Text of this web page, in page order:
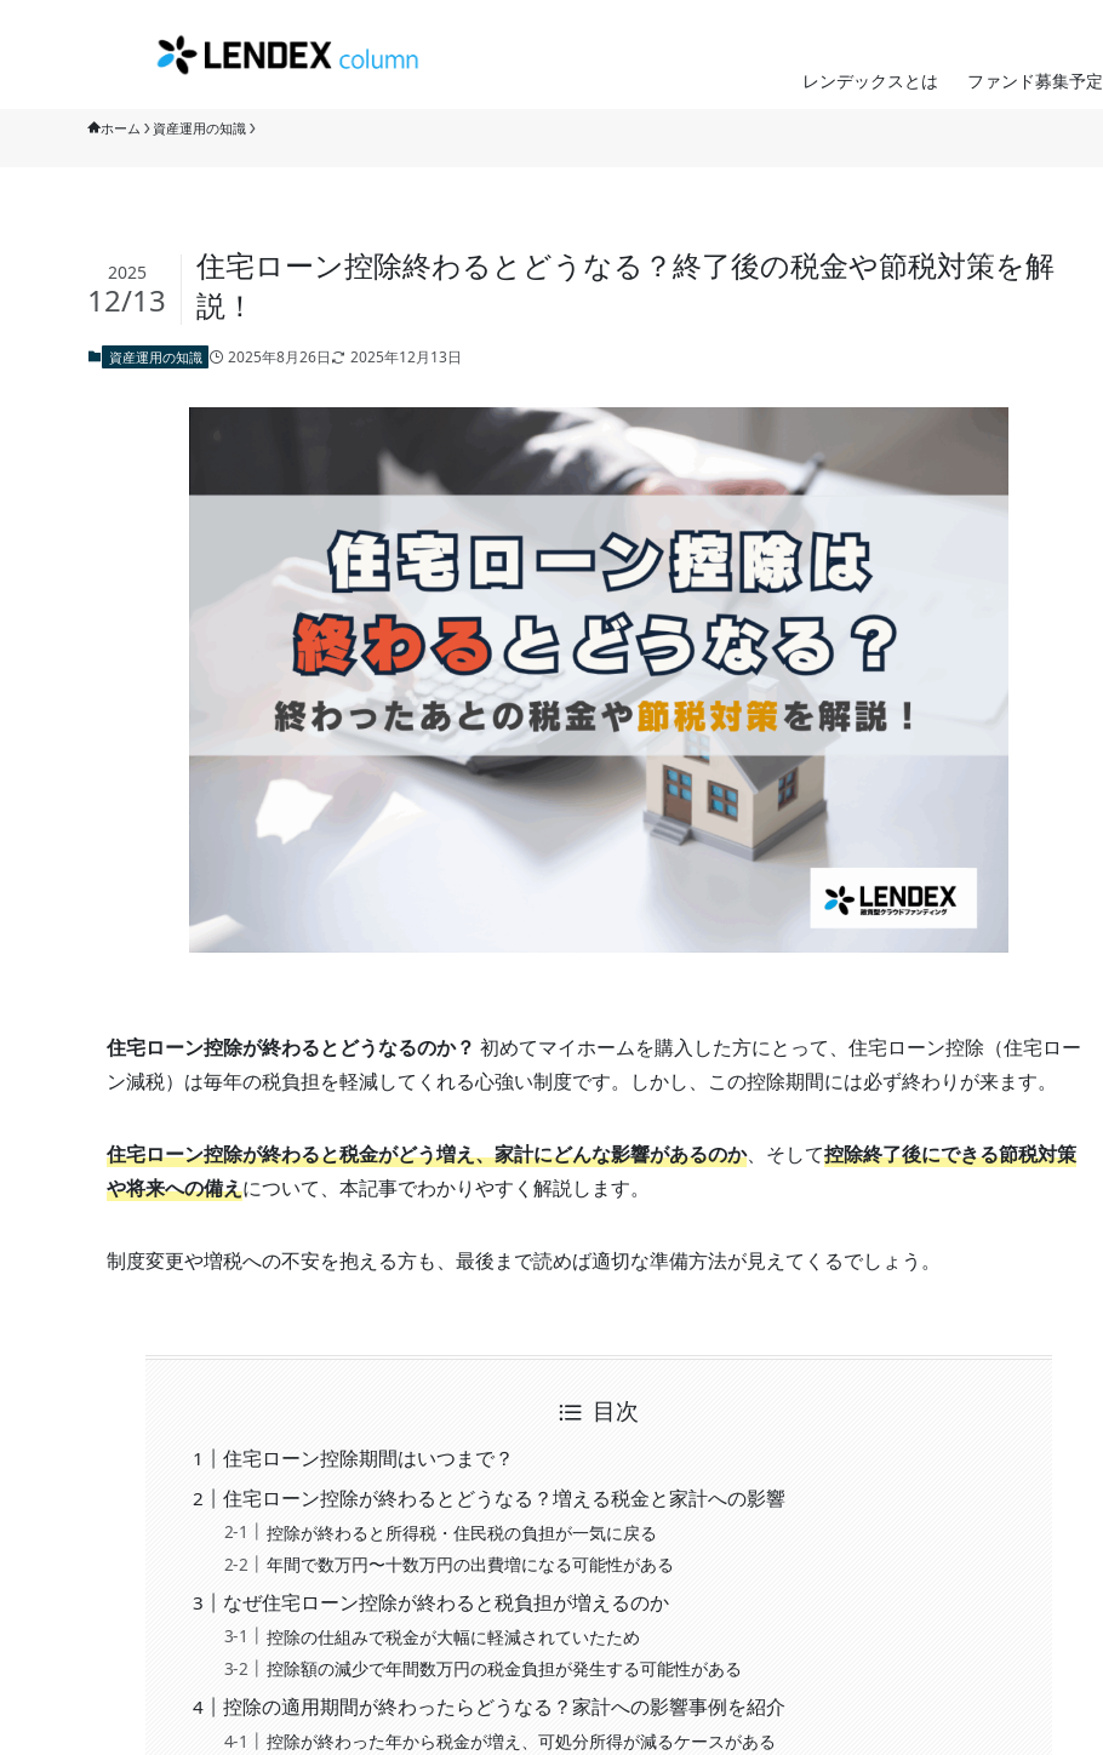
レンデックスとは ファンド募集予定
ホーム 資産運用の知識
住宅ローン控除終わるとどうなる？終了後の税金や節税対策を解
説！
2025
12/13
資産運用の知識 2025年8月26日 2025年12月13日
住宅ローン控除が終わるとどうなるのか？ 初めてマイホームを購入した方にとって、住宅ローン控除（住宅ロー
ン減税）は毎年の税負担を軽減してくれる心強い制度です。しかし、この控除期間には必ず終わりが来ます。
住宅ローン控除が終わると税金がどう増え、家計にどんな影響があるのか、そして控除終了後にできる節税対策
や将来への備えについて、本記事でわかりやすく解説します。
制度変更や増税への不安を抱える方も、最後まで読めば適切な準備方法が見えてくるでしょう。
目次
住宅ローン控除期間はいつまで？
住宅ローン控除が終わるとどうなる？増える税金と家計への影響
控除が終わると所得税・住民税の負担が一気に戻る
年間で数万円〜十数万円の出費増になる可能性がある
なぜ住宅ローン控除が終わると税負担が増えるのか
控除の仕組みで税金が大幅に軽減されていたため
控除額の減少で年間数万円の税金負担が発生する可能性がある
控除の適用期間が終わったらどうなる？家計への影響事例を紹介
控除が終わった年から税金が増え、可処分所得が減るケースがある